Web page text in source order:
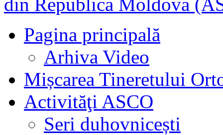
Pagina principală
Arhiva Video
Mișcarea Tineretului
Activităţi ASCO
Seri duhovnicești